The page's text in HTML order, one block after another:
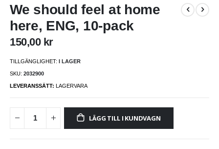
till
av
bildgalleriet
We should feel at home
here, ENG, 10-pack
150,00 kr
TILLGÄNGLIGHET: I LAGER
SKU 2032900
LEVERANSSÄTT: LAGERVARA
LÄGG TILL I KUNDVAGN